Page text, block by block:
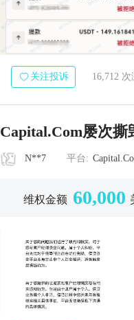
关注投诉 16,712
Capital.Com屡次
N**7 平台:
维权金额 60,000